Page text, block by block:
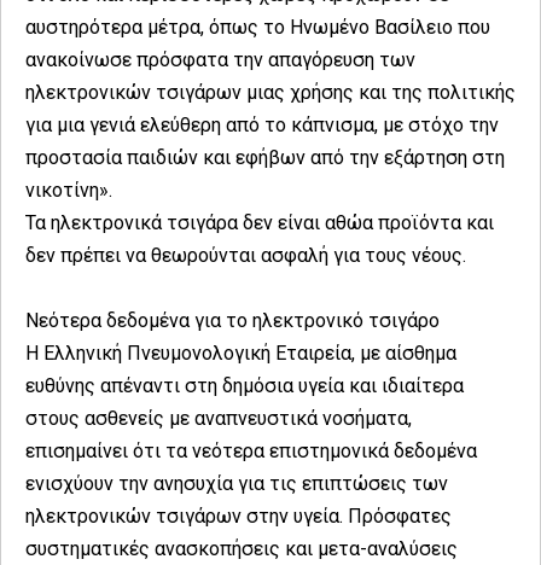
αυστηρότερα μέτρα, όπως το Ηνωμένο Βασίλειο που
ανακοίνωσε πρόσφατα την απαγόρευση των
ηλεκτρονικών τσιγάρων μιας χρήσης και της πολιτικής
για μια γενιά ελεύθερη από το κάπνισμα, με στόχο την
προστασία παιδιών και εφήβων από την εξάρτηση στη
νικοτίνη».
Τα ηλεκτρονικά τσιγάρα δεν είναι αθώα προϊόντα και
δεν πρέπει να θεωρούνται ασφαλή για τους νέους.
Νεότερα δεδομένα για το ηλεκτρονικό τσιγάρο
Η Ελληνική Πνευμονολογική Εταιρεία, με αίσθημα
ευθύνης απέναντι στη δημόσια υγεία και ιδιαίτερα
στους ασθενείς με αναπνευστικά νοσήματα,
επισημαίνει ότι τα νεότερα επιστημονικά δεδομένα
ενισχύουν την ανησυχία για τις επιπτώσεις των
ηλεκτρονικών τσιγάρων στην υγεία. Πρόσφατες
συστηματικές ανασκοπήσεις και μετα-αναλύσεις